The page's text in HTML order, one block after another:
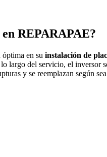
REPARAPAE?
en su instalación de
del servicio, el inversor
y se reemplazan según